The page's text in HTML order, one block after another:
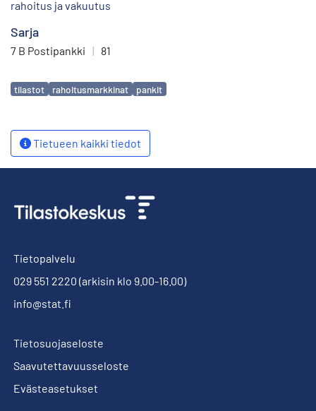
rahoitus ja vakuutus
Sarja
7 B Postipankki | 81
Avainsanat
tilastot rahoitusmarkkinat pankit
Tietueen kaikki tiedot
Tietopalvelu
029 551 2220 (arkisin klo 9.00-16.00)
info@stat.fi
Tietosuojaseloste
Saavutettavuusseloste
Evästeasetukset